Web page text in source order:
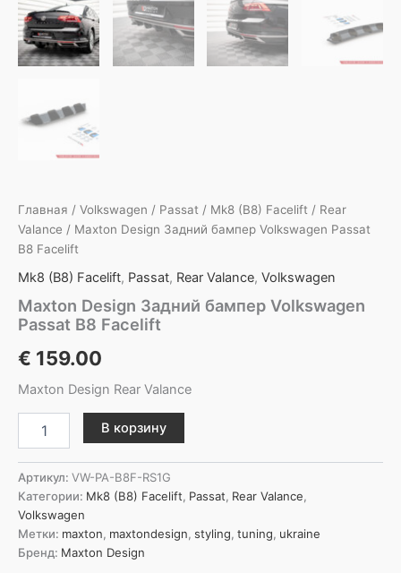
Главная / Volkswagen / Passat / Mk8 (B8) Facelift / Rear
Valance / Maxton Design Задний бампер Volkswagen Passat
B8 Facelift
Mk8 (B8) Facelift, Passat, Rear Valance, Volkswagen
Maxton Design Задний бампер Volkswagen
Passat B8 Facelift
€ 159.00
Maxton Design Rear Valance
товара
Design
Задний
бампер
Volkswagen
Passat
B8
В корзину
Артикул: VW-PA-B8F-RS1G
Категории: Mk8 (B8) Facelift, Passat, Rear Valance,
Volkswagen
Метки: maxton, maxtondesign, styling, tuning, ukraine
Бренд: Maxton Design